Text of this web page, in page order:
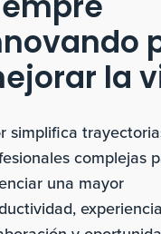
la
simplifica
complejas
una mayor